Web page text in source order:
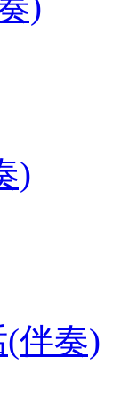
)
伴奏)